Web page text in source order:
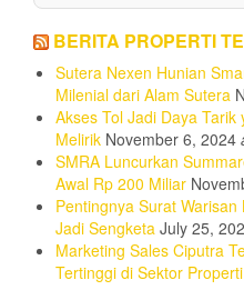
BERITA PROPERTI
Sutera Nexen Hunian
Milenial dari Alam Sutera
Akses Tol Jadi Daya
Melirik November 6, 2024
SMRA Luncurkan
Awal Rp 200 Miliar
Pentingnya Surat
Jadi Sengketa July 25,
Marketing Sales Ciputra
Tertinggi di Sektor Properti